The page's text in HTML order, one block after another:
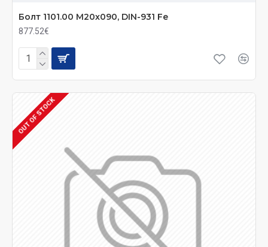
Болт 1101.00 M20x090, DIN-931 Fe
877.52€
OUT OF STOCK